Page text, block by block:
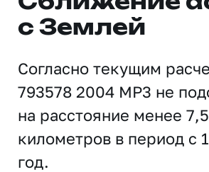
с Землей
Согласно текущим
793578 2004 MP3 не
на расстояние менее
километров в период с
год.